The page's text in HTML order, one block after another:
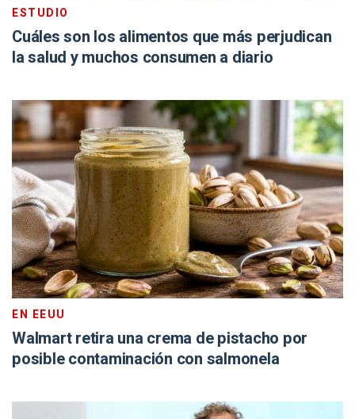
ESTUDIO
Cuáles son los alimentos que más perjudican
la salud y muchos consumen a diario
EN EEUU
Walmart retira una crema de pistacho por
posible contaminación con salmonela